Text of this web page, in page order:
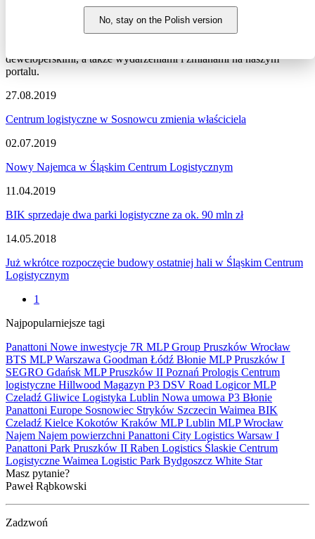
No, stay on the Polish version
Zapraszamy do zapoznania się z najnowszymi informacjami
deweloperskimi, a także wydarzeniami i zmianami na naszym
portalu.
27.08.2019
Centrum logistyczne w Sosnowcu zmienia właściciela
02.07.2019
Nowy Najemca w Śląskim Centrum Logistycznym
11.04.2019
BIK sprzedaje dwa parki logistyczne za ok. 90 mln zł
14.05.2018
Już wkrótce rozpoczęcie budowy ostatniej hali w Śląskim Centrum
Logistycznym
1
Najpopularniejsze tagi
Panattoni Nowe inwestycje 7R MLP Group Pruszków Wrocław
BTS MLPWarszawa Goodman Łódź Błonie MLP Pruszków I
SEGRO Gdańsk MLP Pruszków II Poznań Prologis Centrum
logistyczne Hillwood Magazyn P3 DSV Road LogicorMLP
Czeladź Gliwice Logistyka Lublin Nowa umowa P3 Błonie
Panattoni Europe Sosnowiec Stryków Szczecin Waimea BIK
Czeladź Kielce Kokotów Kraków MLP Lublin MLP Wrocław
Najem Najem powierzchni Panattoni City Logistics Warsaw I
Panattoni Park Pruszków II Raben Logistics Ślaskie Centrum
Logistyczne Waimea Logistic Park Bydgoszcz White Star
Masz pytanie?
Paweł Rąbkowski
Zadzwoń